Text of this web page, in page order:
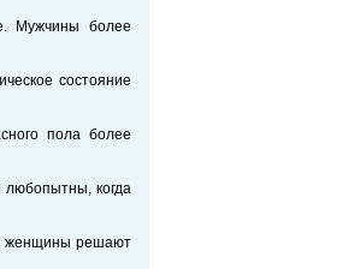
Мужчины более
состояние
пола более
когда
женщины решают